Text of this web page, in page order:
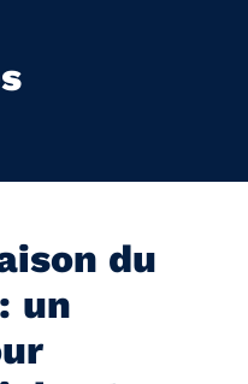
du
un